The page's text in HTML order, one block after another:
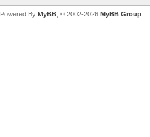
Powered By MyBB , © 2002-2026 MyBB Group